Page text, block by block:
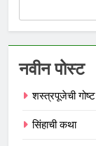
नवीन पोस्ट
शस्त्रपूजेची गोष्ट
सिंहाची कथा